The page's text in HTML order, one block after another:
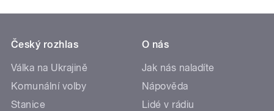
Český rozhlas
Válka na Ukrajině
Komunální volby
Stanice
O nás
Jak nás naladíte
Nápověda
Lidé v rádiu